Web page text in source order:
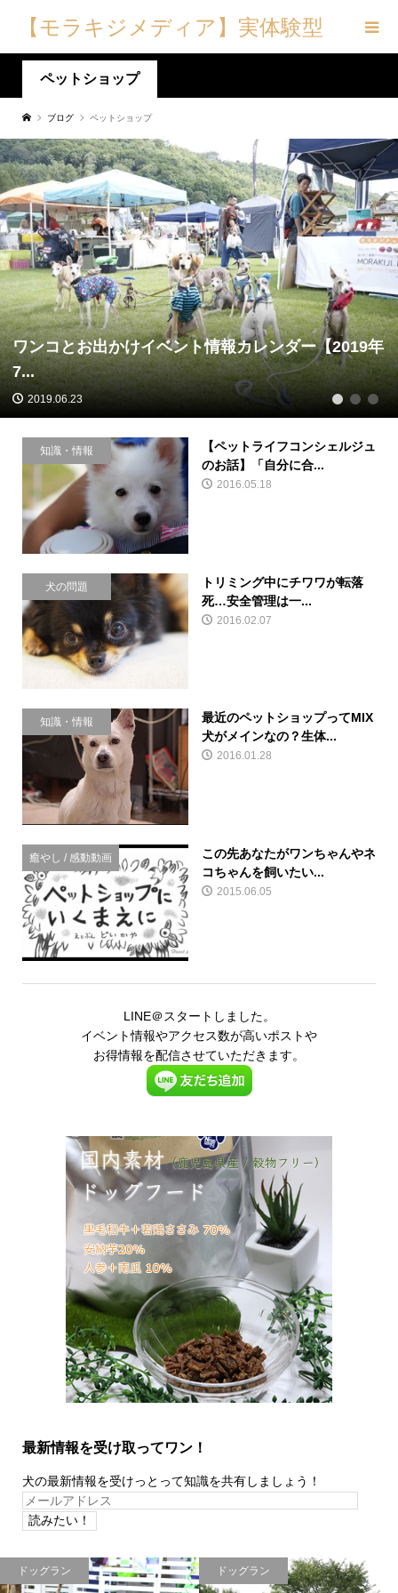
【モラキジメディア】実体験型
の犬メディア&トリーツ専門店
ペットショップ
ブログ ペットショップ
ワンコとお出かけイベント情報カレンダー【2019年
7...
2019.06.23 1 2 3
知識・情報
【ペットライフコンシェルジュ
のお話】「自分に合...
2016.05.18
犬の問題
トリミング中にチワワが転落
死…安全管理は一...
2016.02.07
知識・情報
最近のペットショップってMIX
犬がメインなの？生体...
2016.01.28
癒やし / 感動動画
この先あなたがワンちゃんやネ
コちゃんを飼いたい...
2015.06.05
LINE＠スタートしました。
イベント情報やアクセス数が高いポストや
お得情報を配信させていただきます。
最新情報を受け取ってワン！
犬の最新情報を受けっとって知識を共有しましょう！
メ
ー
ア
ド
ドッグラン ドッグラン